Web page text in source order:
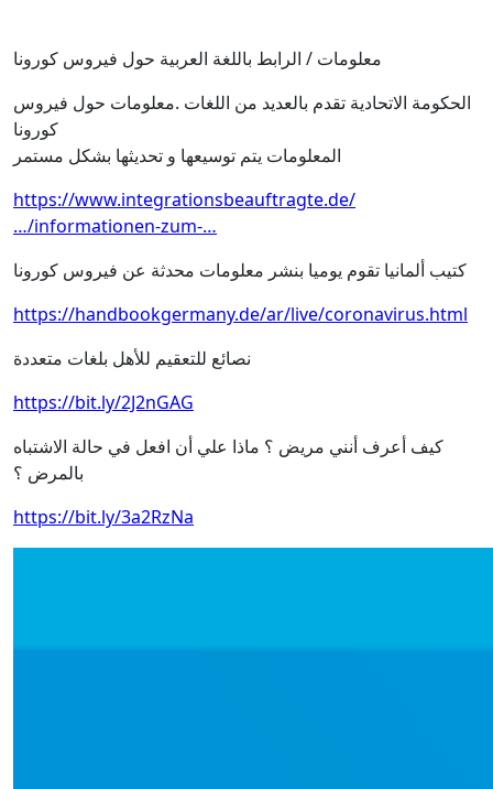
معلومات / الرابط باللغة العربية حول فيروس كورونا
الحكومة الاتحادية تقدم بالعديد من اللغات .معلومات حول فيروس
كورونا
المعلومات يتم توسيعها و تحديثها بشكل مستمر
https://www.integrationsbeauftragte.de/
…/informationen-zum-…
كتيب ألمانيا تقوم يوميا بنشر معلومات محدثة عن فيروس كورونا
https://handbookgermany.de/ar/live/coronavirus.html
نصائع للتعقيم للأهل بلغات متعددة
https://bit.ly/2J2nGAG
كيف أعرف أنني مريض ؟ ماذا علي أن افعل في حالة الاشتباه
بالمرض ؟
https://bit.ly/3a2RzNa